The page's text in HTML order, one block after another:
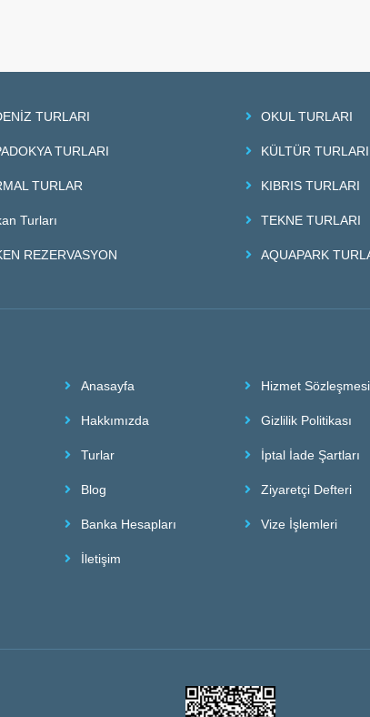
TURLARI
TURLARI
TURLAR
Turları
REZERVASYON
OKUL TURLARI
KÜLTÜR TURLARI
KIBRIS TURLARI
TEKNE TURLARI
AQUAPARK
Anasayfa
Hakkımızda
Turlar
Blog
Banka Hesapları
İletişim
Hizmet Sözleşmesi
Gizlilik Politikası
İptal İade Şartları
Ziyaretçi Defteri
Vize İşlemleri